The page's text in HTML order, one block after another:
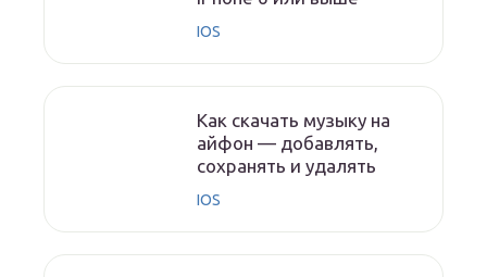
IOS
Как скачать музыку на
айфон — добавлять,
сохранять и удалять
IOS